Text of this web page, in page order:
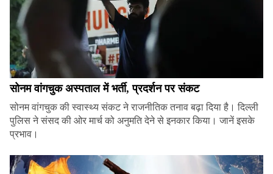
सोनम वांगचुक अस्पताल में भर्ती, प्रदर्शन पर संकट
सोनम वांगचुक की स्वास्थ्य संकट ने राजनीतिक तनाव बढ़ा दिया है। दिल्ली
पुलिस ने संसद की ओर मार्च को अनुमति देने से इनकार किया। जानें इसके
प्रभाव।